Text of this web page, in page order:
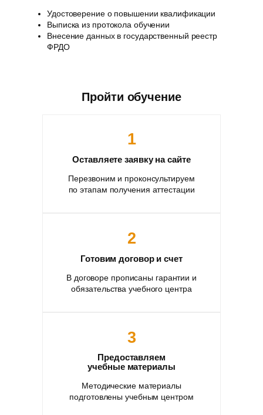
Удостоверение о повышении квалификации
Выписка из протокола обучении
Внесение данных в государственный реестр
ФРДО
Пройти обучение
1
Оставляете заявку на сайте
Перезвоним и проконсультируем
по этапам получения аттестации
2
Готовим договор и счет
В договоре прописаны гарантии и
обязательства учебного центра
3
Предоставляем
учебные материалы
Методические материалы
подготовлены учебным центром